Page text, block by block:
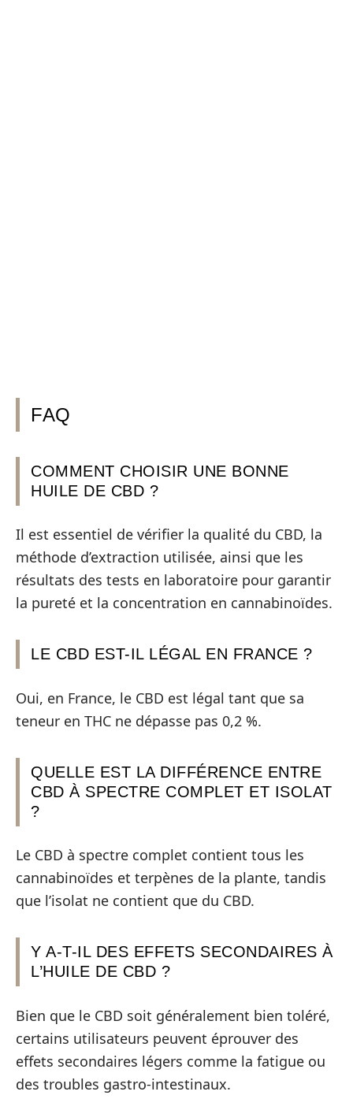
FAQ
COMMENT CHOISIR UNE BONNE
HUILE DE CBD ?
Il est essentiel de vérifier la qualité du CBD, la
méthode d’extraction utilisée, ainsi que les
résultats des tests en laboratoire pour garantir
la pureté et la concentration en cannabinoïdes.
LE CBD EST-IL LÉGAL EN FRANCE ?
Oui, en France, le CBD est légal tant que sa
teneur en THC ne dépasse pas 0,2 %.
QUELLE EST LA DIFFÉRENCE ENTRE
CBD À SPECTRE COMPLET ET ISOLAT
?
Le CBD à spectre complet contient tous les
cannabinoïdes et terpènes de la plante, tandis
que l’isolat ne contient que du CBD.
Y A-T-IL DES EFFETS SECONDAIRES À
L’HUILE DE CBD ?
Bien que le CBD soit généralement bien toléré,
certains utilisateurs peuvent éprouver des
effets secondaires légers comme la fatigue ou
des troubles gastro-intestinaux.